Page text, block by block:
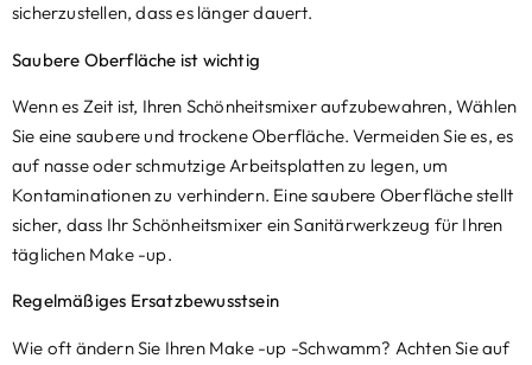
sicherzustellen, dass es länger dauert.
Saubere Oberfläche ist wichtig
Wenn es Zeit ist, Ihren Schönheitsmixer aufzubewahren, Wählen
Sie eine saubere und trockene Oberfläche. Vermeiden Sie es, es
auf nasse oder schmutzige Arbeitsplatten zu legen, um
Kontaminationen zu verhindern. Eine saubere Oberfläche stellt
sicher, dass Ihr Schönheitsmixer ein Sanitärwerkzeug für Ihren
täglichen Make -up.
Regelmäßiges Ersatzbewusstsein
Wie oft ändern Sie Ihren Make -up -Schwamm? Achten Sie auf